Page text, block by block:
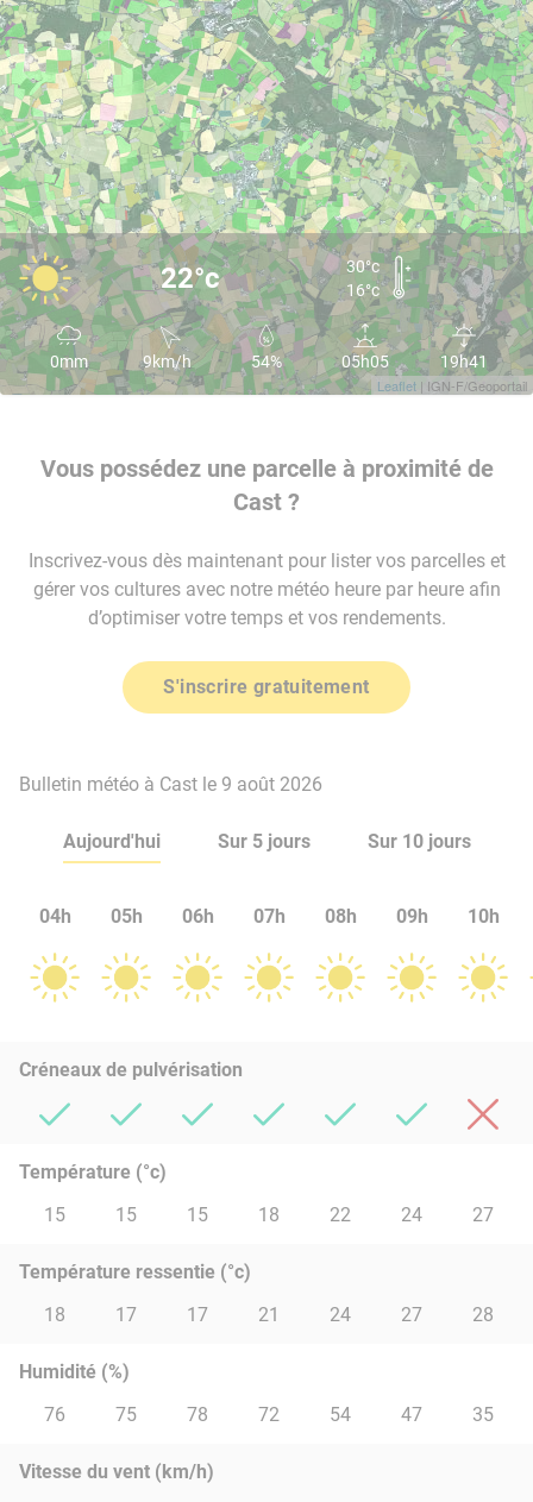
Leaflet | IGN-F/Geoportail
22°c
30°c
16°c
0mm 9km/h 54% 05h05 19h41
Vous possédez une parcelle à proximité de
Cast ?
Inscrivez-vous dès maintenant pour lister vos parcelles et
gérer vos cultures avec notre météo heure par heure afin
d’optimiser votre temps et vos rendements.
S'inscrire gratuitement
Bulletin météo à Cast le 9 août 2026
Aujourd'hui Sur 5 jours Sur 10 jours
04h 05h 06h 07h 08h 09h 10h
Créneaux de pulvérisation
Température (°c)
15
15 15 18 22 24 27
Température ressentie (°c)
18
17 17 21 24 27 28
Humidité (%)
76
75 78 72 54 47 35
Vitesse du vent (km/h)